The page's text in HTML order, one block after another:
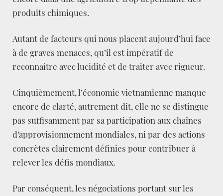
produits chimiques.
Autant de facteurs qui nous placent aujourd’hui face
à de graves menaces, qu’il est impératif de
reconnaître avec lucidité et de traiter avec rigueur.
Cinquièmement, l’économie vietnamienne manque
encore de clarté, autrement dit, elle ne se distingue
pas suffisamment par sa participation aux chaînes
d’approvisionnement mondiales, ni par des actions
concrètes clairement définies pour contribuer à
relever les défis mondiaux.
Par conséquent, les négociations portant sur les